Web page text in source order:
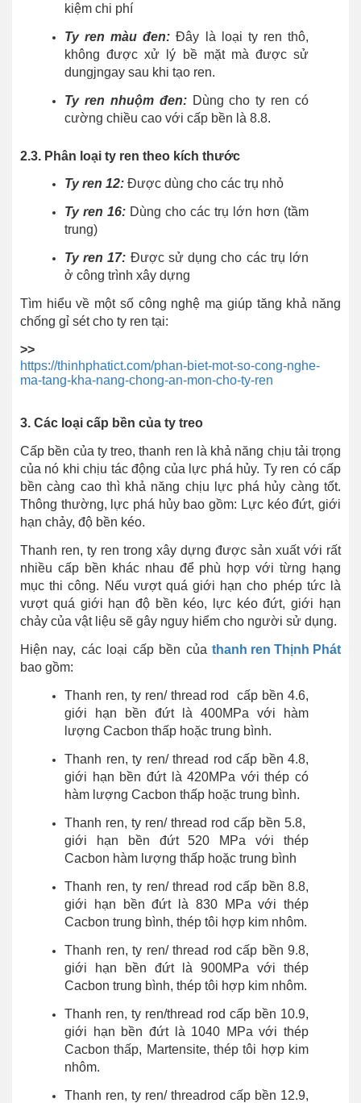
kiệm chi phí
Ty ren màu đen: Đây là loại ty ren thô,
không được xử lý bề mặt mà được sử
dungjngay sau khi tạo ren.
Ty ren nhuộm đen:Dùng cho ty ren có
cường chiều cao với cấp bền là 8.8.
2.3. Phân loại ty ren theo kích thước
Ty ren 12: Được dùng cho các trụ nhỏ
Ty ren 16: Dùng cho các trụ lớn hơn (tầm
trung)
Ty ren 17: Được sử dụng cho các trụ lớn
ở công trình xây dựng
Tìm hiểu về một số công nghệ mạ giúp tăng khả năng
chống gỉ sét cho ty ren tại:
>>
https://thinhphatict.com/phan-biet-mot-so-cong-nghe-
ma-tang-kha-nang-chong-an-mon-cho-ty-ren
3. Các loại cấp bền của ty treo
Cấp bền của ty treo, thanh ren là khả năng chịu tải trọng
của nó khi chịu tác động của lực phá hủy. Ty ren có cấp
bền càng cao thì khả năng chịu lực phá hủy càng tốt.
Thông thường, lực phá hủy bao gồm: Lực kéo đứt, giới
hạn chảy, độ bền kéo.
Thanh ren, ty ren trong xây dựng được sản xuất với rất
nhiều cấp bền khác nhau để phù hợp với từng hạng
mục thi công. Nếu vượt quá giới hạn cho phép tức là
vượt quá giới hạn độ bền kéo, lực kéo đứt, giới hạn
chảy của vật liệu sẽ gây nguy hiểm cho người sử dụng.
Hiện nay, các loại cấp bền của thanh ren Thịnh Phát
bao gồm:
Thanh ren, ty ren/ thread rod cấp bền 4.6,
giới hạn bền đứt là 400MPa với hàm
lượng Cacbon thấp hoặc trung bình.
Thanh ren, ty ren/ thread rod cấp bền 4.8,
giới hạn bền đứt là 420MPa với thép có
hàm lượng Cacbon thấp hoặc trung bình.
Thanh ren, ty ren/ thread rod cấp bền 5.8,
giới hạn bền đứt 520 MPa với thép
Cacbon hàm lượng thấp hoặc trung bình
Thanh ren, ty ren/ thread rod cấp bền 8.8,
giới hạn bền đứt là 830 MPa với thép
Cacbon trung bình, thép tôi hợp kim nhôm.
Thanh ren, ty ren/ thread rod cấp bền 9.8,
giới hạn bền đứt là 900MPa với thép
Cacbon trung bình, thép tôi hợp kim nhôm.
Thanh ren, ty ren/thread rod cấp bền 10.9,
giới hạn bền đứt là 1040 MPa với thép
Cacbon thấp, Martensite, thép tôi hợp kim
nhôm.
Thanh ren, ty ren/ threadrod cấp bền 12.9,